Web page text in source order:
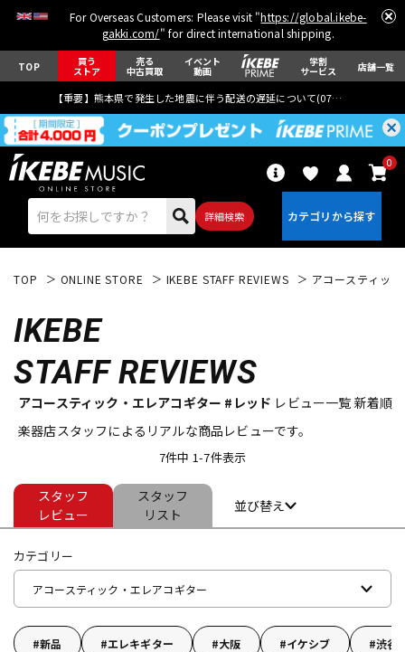
For Overseas Customers: Please visit "https://global.ikebe-
gakki.com/" for direct international shipping.
TOP 買う
ストア
売る
中古買取
イベント
動画
学割
サービス 店舗一覧
【重要】熊本県で発生した地震に伴う配送の遅延について(07月29日
詳細検索
0
エレキギター
ベース ウクレレ
ドラム パーカッション
管楽器 その他楽器
TOP ONLINE STORE IKEBE STAFF REVIEWS アコースティッ
IKEBE
STAFF REVIEWS
アコースティック・エレアコギター #レッド レビュー一覧 新着順
楽器店スタッフによるリアルな商品レビューです。
7件中 1-7件表示
スタッフ
レビュー
スタッフ
リスト
並び替え
カテゴリー
アコースティック・エレアコギター
新品 エレキギター 大阪 イケシブ 渋谷